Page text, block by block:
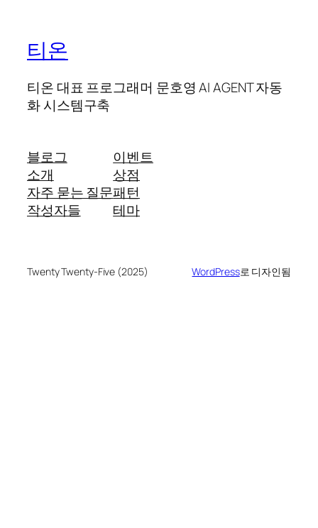
티온
티온 대표 프로그래머 문호영 AI AGENT 자동
화 시스템구축
블로그
소개
자주 묻는 질문
작성자들
이벤트
상점
패턴
테마
Twenty Twenty-Five (2025) WordPress로 디자인됨